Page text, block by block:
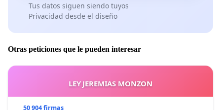
Tus datos siguen siendo tuyos
Privacidad desde el diseño
Otras peticiones que le pueden interesar
LEY JEREMIAS MONZON
50 904 firmas